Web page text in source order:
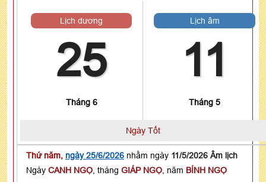
Lịch dương
25
Tháng 6
Lịch âm
11
Tháng 5
Ngày Tốt
Thứ năm, ngày 25/6/2026 nhằm ngày 11/5/2026 Âm lịch
Ngày CANH NGỌ , tháng GIÁP NGỌ , năm BÍNH NGỌ